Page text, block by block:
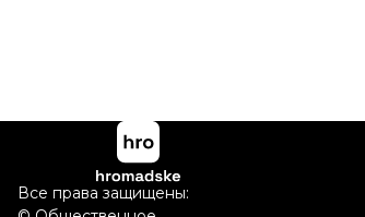
Все права защищены: